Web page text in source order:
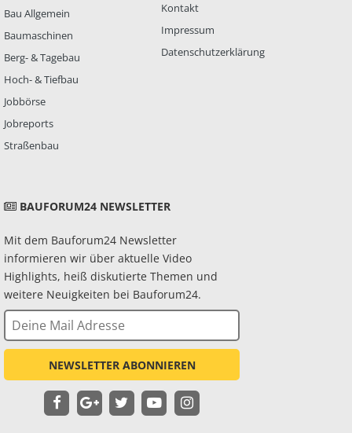
Bau Allgemein
Baumaschinen
Berg- & Tagebau
Hoch- & Tiefbau
Jobbörse
Jobreports
Straßenbau
Kontakt
Impressum
Datenschutzerklärung
BAUFORUM24 NEWSLETTER
Mit dem Bauforum24 Newsletter
informieren wir über aktuelle Video
Highlights, heiß diskutierte Themen und
weitere Neuigkeiten bei Bauforum24.
NEWSLETTER ABONNIEREN